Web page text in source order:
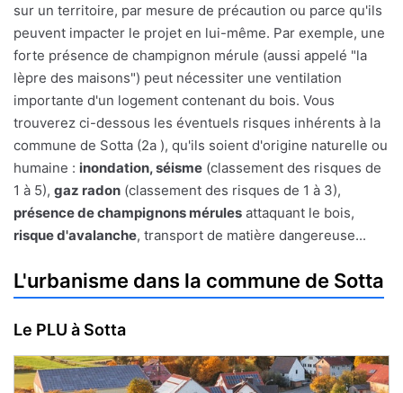
sur un territoire, par mesure de précaution ou parce qu'ils
peuvent impacter le projet en lui-même. Par exemple, une
forte présence de champignon mérule (aussi appelé "la
lèpre des maisons") peut nécessiter une ventilation
importante d'un logement contenant du bois. Vous
trouverez ci-dessous les éventuels risques inhérents à la
commune de Sotta (2a ), qu'ils soient d'origine naturelle ou
humaine : inondation, séisme (classement des risques de
1 à 5), gaz radon (classement des risques de 1 à 3),
présence de champignons mérules attaquant le bois,
risque d'avalanche, transport de matière dangereuse...
L'urbanisme dans la commune de Sotta
Le PLU à Sotta